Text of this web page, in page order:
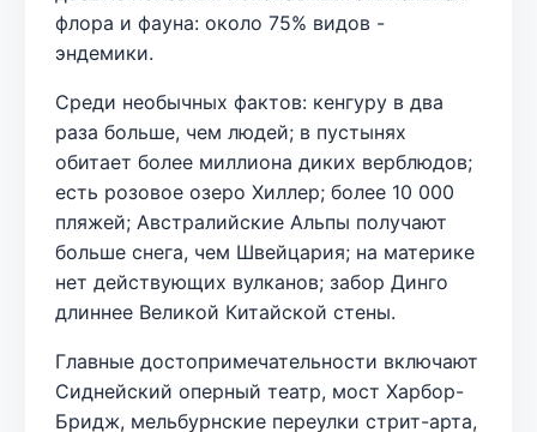
флора и фауна: около 75% видов -
эндемики.
Среди необычных фактов: кенгуру в два
раза больше, чем людей; в пустынях
обитает более миллиона диких верблюдов;
есть розовое озеро Хиллер; более 10 000
пляжей; Австралийские Альпы получают
больше снега, чем Швейцария; на материке
нет действующих вулканов; забор Динго
длиннее Великой Китайской стены.
Главные достопримечательности включают
Сиднейский оперный театр, мост Харбор-
Бридж, мельбурнские переулки стрит-арта,